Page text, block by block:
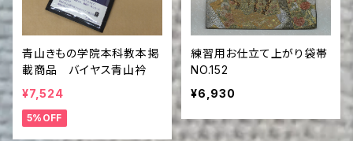
青山きもの学院本科教本掲
載商品 バイヤス青山衿
¥7,524
5%OFF
練習用お仕立て上がり袋帯
NO.152
¥6,930